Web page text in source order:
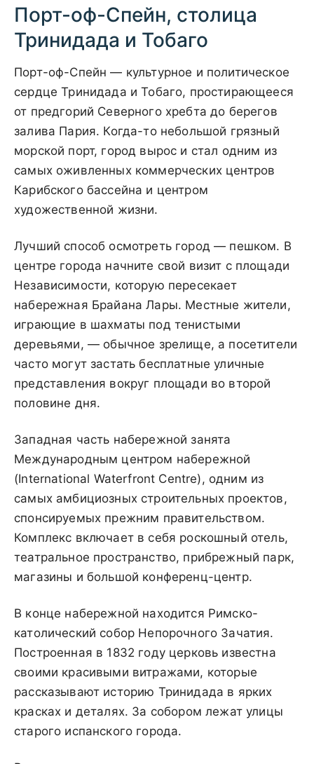
Порт-оф-Спейн, столица
Тринидада и Тобаго
Порт-оф-Спейн — культурное и политическое
сердце Тринидада и Тобаго, простирающееся
от предгорий Северного хребта до берегов
залива Пария. Когда-то небольшой грязный
морской порт, город вырос и стал одним из
самых оживленных коммерческих центров
Карибского бассейна и центром
художественной жизни.
Лучший способ осмотреть город — пешком. В
центре города начните свой визит с площади
Независимости, которую пересекает
набережная Брайана Лары. Местные жители,
играющие в шахматы под тенистыми
деревьями, — обычное зрелище, а посетители
часто могут застать бесплатные уличные
представления вокруг площади во второй
половине дня.
Западная часть набережной занята
Международным центром набережной
(International Waterfront Centre), одним из
самых амбициозных строительных проектов,
спонсируемых прежним правительством.
Комплекс включает в себя роскошный отель,
театральное пространство, прибрежный парк,
магазины и большой конференц-центр.
В конце набережной находится Римско-
католический собор Непорочного Зачатия.
Построенная в 1832 году церковь известна
своими красивыми витражами, которые
рассказывают историю Тринидада в ярких
красках и деталях. За собором лежат улицы
старого испанского города.